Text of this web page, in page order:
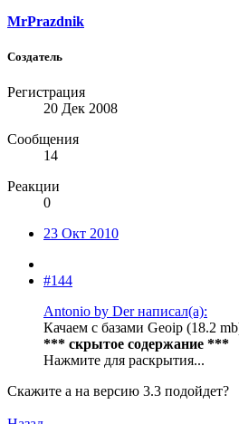
MrPrazdnik
Создатель
Регистрация
20 Дек 2008
Сообщения
14
Реакции
0
23 Окт 2010
#144
Antonio by Der написал(а):
Качаем с базами Geoip (18.2
*** скрытое содержание ***
Нажмите для раскрытия...
Скажите а на версию 3.3 подойдет?